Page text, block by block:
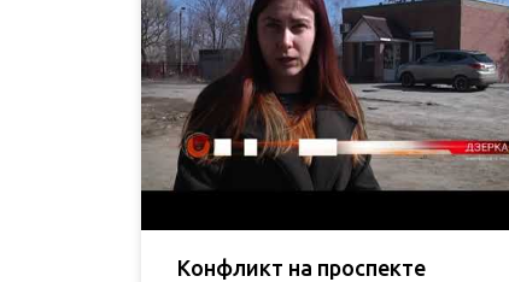
Конфликт на проспекте